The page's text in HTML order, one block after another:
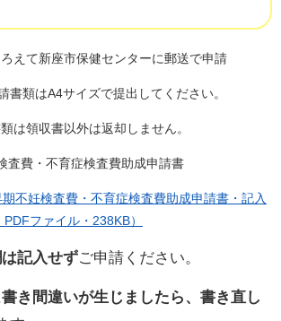
えて新座市保健センターに郵送で申請
はA4サイズで提出してください。
収書以外は返却しません。
費・不育症検査費助成申請書
不妊検査費・不育症検査費助成申請書・記入
ファイル・238KB）
記入せずご申請ください。
書き間違いが生じましたら、書き直し